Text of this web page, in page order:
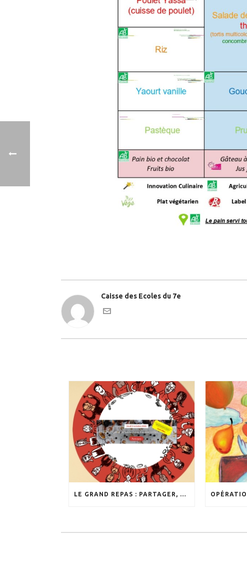
Caisse des Ecoles du 7e
LE GRAND REPAS : PARTAGER, VALORISER, TRANSMETTRE